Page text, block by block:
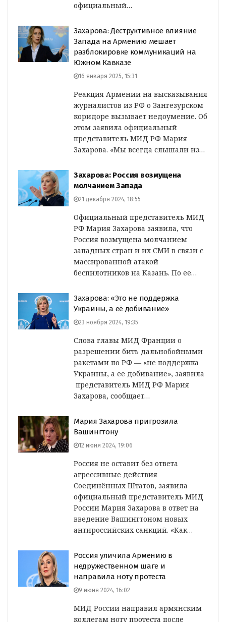
официальный…
Захарова: Деструктивное влияние
Запада на Армению мешает
разблокировке коммуникаций на
Южном Кавказе
16 января 2025, 15:31
Реакция Армении на высказывания
журналистов из РФ о Зангезурском
коридоре вызывает недоумение. Об
этом заявила официальный
представитель МИД РФ Мария
Захарова. «Мы всегда слышали из…
Захарова: Россия возмущена
молчанием Запада
21 декабря 2024, 18:55
Официальный представитель МИД
РФ Мария Захарова заявила, что
Россия возмущена молчанием
западных стран и их СМИ в связи с
массированной атакой
беспилотников на Казань. По ее…
Захарова: «Это не поддержка
Украины, а её добивание»
23 ноября 2024, 19:35
Слова главы МИД Франции о
разрешении бить дальнобойными
ракетами по РФ — «не поддержка
Украины, а ее добивание», заявила
представитель МИД РФ Мария
Захарова, сообщает…
Мария Захарова пригрозила
Вашингтону
12 июня 2024, 19:06
Россия не оставит без ответа
агрессивные действия
Соединённых Штатов, заявила
официальный представитель МИД
России Мария Захарова в ответ на
введение Вашингтоном новых
антироссийских санкций. «Как…
Россия уличила Армению в
недружественном шаге и
направила ноту протеста
9 июня 2024, 16:02
МИД России направил армянским
коллегам ноту протеста после